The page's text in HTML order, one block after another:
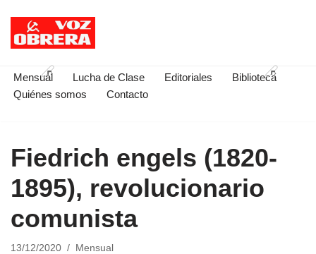
Saltar
contenido
Mensual Lucha de Clase Editoriales
Biblioteca
Quiénes somos
Contacto
Fiedrich engels (1820-
1895), revolucionario
comunista
13/12/2020 Mensual